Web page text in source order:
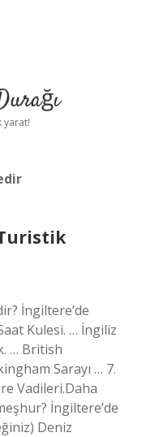
yarat!
İngiltere’de
Kulesi. … İngiliz
… British
Sarayı … 7.
Vadileri.Daha
İngiltere’de
Deniz